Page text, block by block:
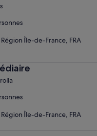
Région Île-de-France, FRA
Région Île-de-France, FRA